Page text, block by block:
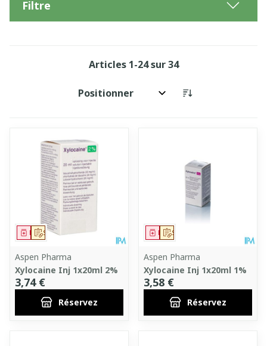
Filtre
Articles 1-24sur34
Trier par:
Sur prescription
Médicament
Aspen Pharma
Xylocaine Inj 1x20ml 2%
3,74 €
Réservez
Sur prescription
Médicament
Aspen Pharma
Xylocaine Inj 1x20ml 1%
3,58 €
Réservez